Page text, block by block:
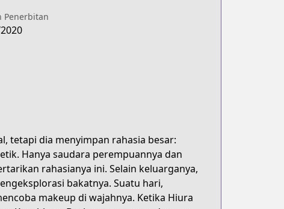
Penerbitan
tetapi dia menyimpan rahasia besar:
Hanya saudara perempuannya dan
rahasianya ini. Selain keluarganya,
bakatnya. Suatu hari,
makeup di wajahnya. Ketika Hiura